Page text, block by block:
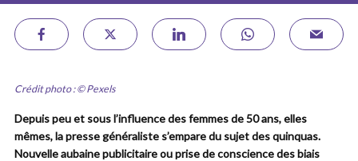
Crédit photo : © Pexels
Depuis peu et sous l’influence des femmes de 50 ans, elles
mêmes, la presse généraliste s’empare du sujet des quinquas.
Nouvelle aubaine publicitaire ou prise de conscience des biais